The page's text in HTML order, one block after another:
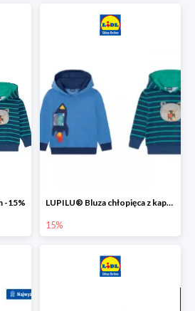
-15% LUPILU® Bluza chłopięca z kapturem
15%